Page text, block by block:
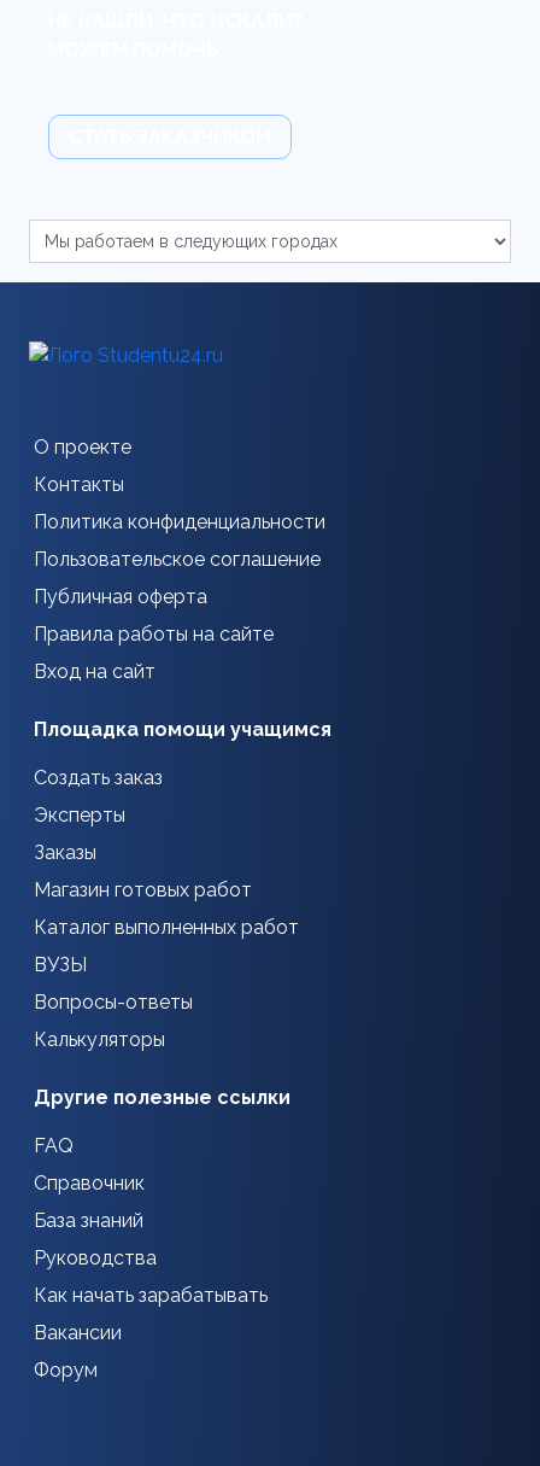
О проекте
Контакты
Политика конфиденциальности
Пользовательское соглашение
Публичная оферта
Правила работы на сайте
Вход на сайт
Площадка помощи учащимся
Создать заказ
Эксперты
Заказы
Магазин готовых работ
Каталог выполненных работ
ВУЗЫ
Вопросы-ответы
Калькуляторы
Другие полезные ссылки
FAQ
Справочник
База знаний
Руководства
Как начать зарабатывать
Вакансии
Форум